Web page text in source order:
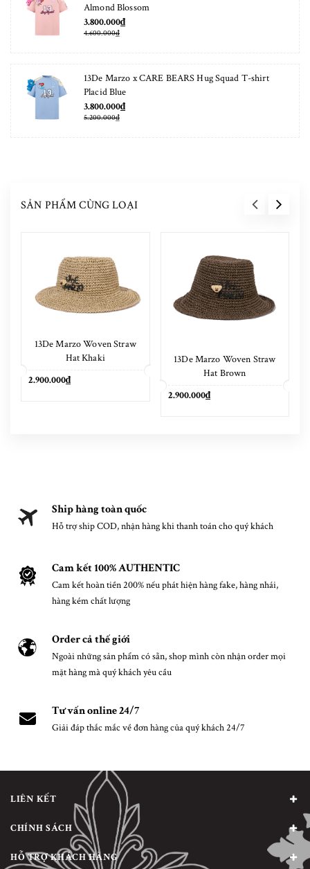
Almond Blossom
3.800.000₫
4.600.000₫
13De Marzo x CARE BEARS Hug Squad T-shirt
Placid Blue
3.800.000₫
5.200.000₫
SẢN PHẨM CÙNG LOẠI
13De Marzo Woven Straw
Hat Khaki
2.900.000₫
13De Marzo Woven Straw
Hat Brown
2.900.000₫
Ship hàng toàn quốc
Hỗ trợ ship COD, nhận hàng khi thanh toán cho quý khách
Cam kết 100% AUTHENTIC
Cam kết hoàn tiền 200% nếu phát hiện hàng fake, hàng nhái,
hàng kém chất lượng
Order cả thế giới
Ngoài những sản phẩm có sẵn, shop mình còn nhận order mọi
mặt hàng mà quý khách yêu cầu
Tư vấn online 24/7
Giải đáp thắc mắc về đơn hàng của quý khách 24/7
LIÊN KẾT
CHÍNH SÁCH
HỖ TRỢ KHÁCH HÀNG